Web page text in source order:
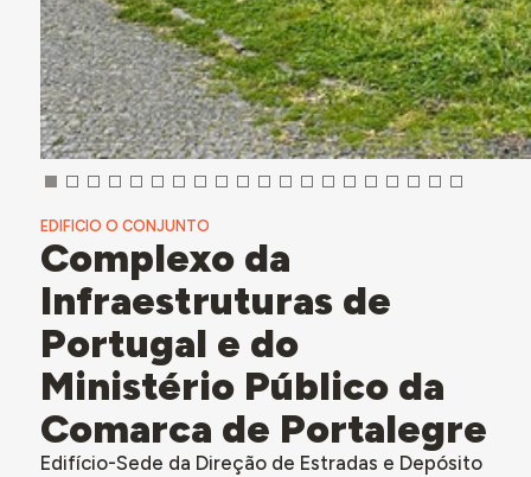
EDIFICIO O CONJUNTO
Complexo da
Infraestruturas de
Portugal e do
Ministério Público da
Comarca de Portalegre
Edifício-Sede da Direção de Estradas e Depósito